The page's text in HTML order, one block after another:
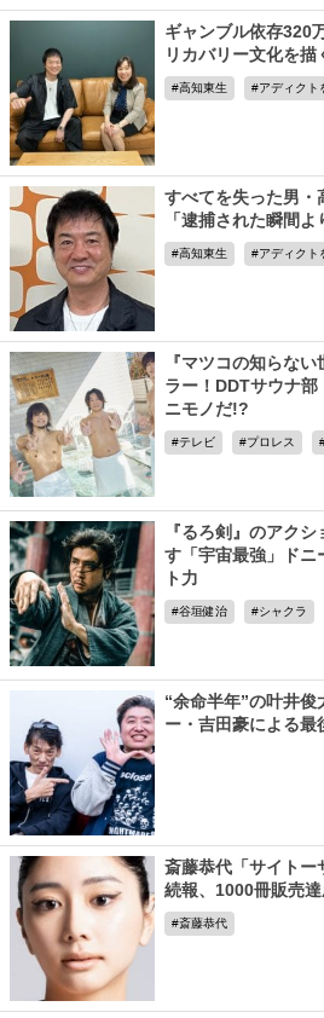
ギャンブル依存320
リカバリー文化を
高知東生 アディクト
すべてを失った男・
「逮捕された瞬間
高知東生 アディクト
『マツコの知らな
ラー！DDTサウナ
ニモノだ!?
テレビ プロレス
『るろ剣』のアク
す「宇宙最強」ドニ
ト力
谷垣健治 シャクラ
“余命半年”の叶井
ー・吉田豪による最
斎藤恭代「サイトー
続報、1000冊販売
斎藤恭代